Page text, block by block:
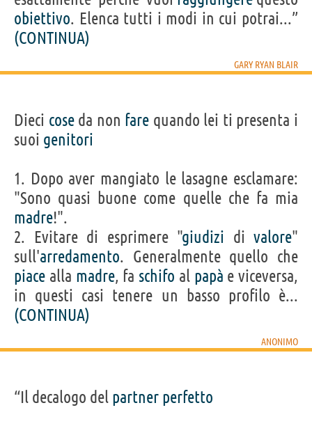
obiettivo. Elenca tutti i modi in cui potrai...”
(CONTINUA)
GARY RYAN BLAIR
Dieci coseda non fare quando lei ti presenta i
suoi genitori
1. Dopo aver mangiato le lasagne esclamare:
"Sono quasi buone come quelle che fa mia
madre!".
2. Evitare di esprimere "giudizi di valore"
sull'arredamento. Generalmente quello che
piace alla madre, fa schifo al papà e viceversa,
in questi casi tenere un basso profilo è...
(CONTINUA)
ANONIMO
“Il decalogo del partner perfetto